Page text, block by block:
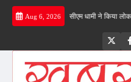
Skip
Aug 6, 2026
सौगात, सीएम धामी ने किया लोकार्पण-